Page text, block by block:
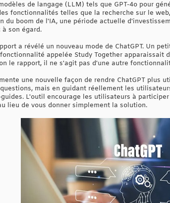
de langage (LLM) tels que GPT-4o pour
fonctionnalités telles que la recherche sur le
du boom de l'IA, une période actuelle
son égard.
a révélé un nouveau mode de ChatGPT. Un
appelée Study Together apparaissait
le rapport, il ne s'agit pas d'une autre
une nouvelle façon de rendre ChatGPT plus
mais en guidant réellement les
L'outil encourage les utilisateurs à
lieu de vous donner simplement la solution.